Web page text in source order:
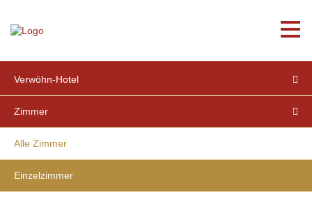
Verwöhn-Hotel
Zimmer
Alle Zimmer
Einzelzimmer